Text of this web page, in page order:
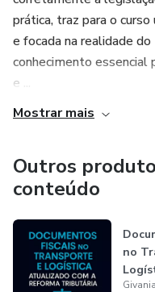
prática, traz para o
e focada na realidade
conhecimento essencial
e ...
Mostrar mais
Outros
conteúdo
no